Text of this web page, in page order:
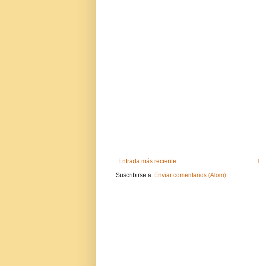
Entrada más reciente
Suscribirse a: Enviar comentarios (Atom)